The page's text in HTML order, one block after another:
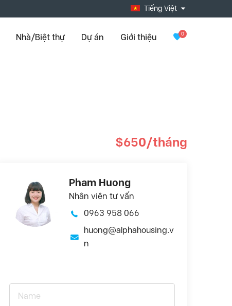
Tiếng Việt
Nhà/Biệt thự Dự án Giới thiệu 0
$650/tháng
Pham Huong
Nhân viên tư vấn
0963 958 066
huong@alphahousing.v
n